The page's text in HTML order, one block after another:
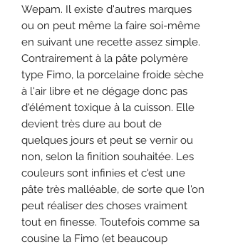
Wepam. Il existe d'autres marques
ou on peut même la faire soi-même
en suivant une recette assez simple.
Contrairement à la pâte polymère
type Fimo, la porcelaine froide sèche
à l'air libre et ne dégage donc pas
d'élément toxique à la cuisson. Elle
devient très dure au bout de
quelques jours et peut se vernir ou
non, selon la finition souhaitée. Les
couleurs sont infinies et c'est une
pâte très malléable, de sorte que l'on
peut réaliser des choses vraiment
tout en finesse. Toutefois comme sa
cousine la Fimo (et beaucoup